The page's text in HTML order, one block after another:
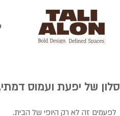
סלון של יפעת ועמוס
לפעמים זה לא רק היופי של הבית.